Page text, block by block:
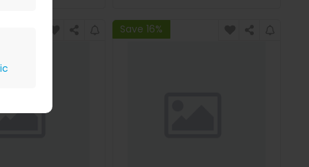
Save 16%